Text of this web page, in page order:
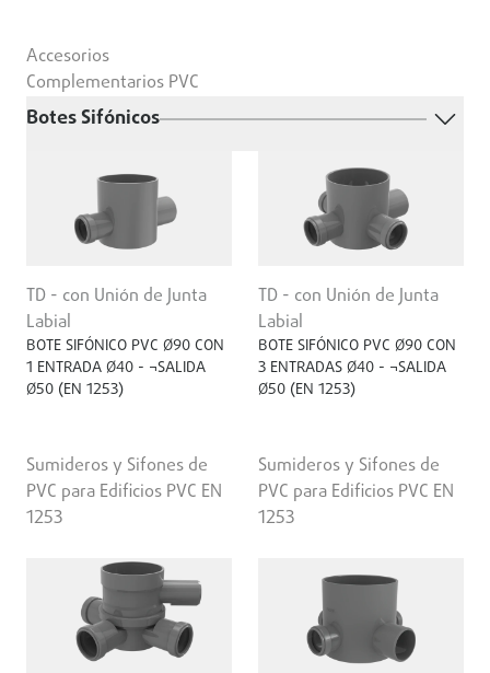
Accesorios
Complementarios PVC
Botes Sifónicos
TD - con Unión de Junta
Labial
BOTE SIFÓNICO PVC Ø90 CON
1 ENTRADA Ø40 - ¬SALIDA
Ø50 (EN 1253)
Sumideros y Sifones de
PVC para Edificios PVC EN
1253
TD - con Unión de Junta
Labial
BOTE SIFÓNICO PVC Ø90 CON
3 ENTRADAS Ø40 - ¬SALIDA
Ø50 (EN 1253)
Sumideros y Sifones de
PVC para Edificios PVC EN
1253